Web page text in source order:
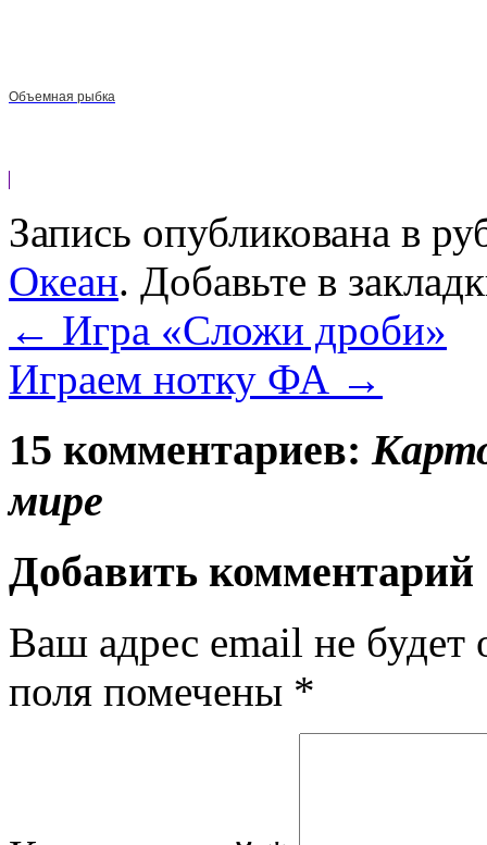
Объемная рыбка
Запись опубликована в
Океан. Добавьте в
← Игра «Сложи дроби»
Играем нотку ФА →
15 комментариев:
мире
Добавить комментарий
Ваш адрес email не будет
поля помечены *